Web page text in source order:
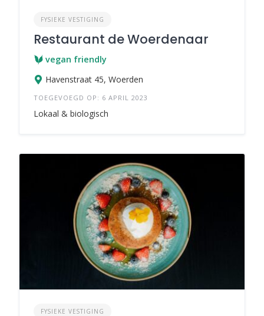
FYSIEKE VESTIGING
Restaurant de Woerdenaar
vegan friendly
Havenstraat 45, Woerden
TOEGEVOEGD OP: 6 APRIL 2023
Lokaal & biologisch
FYSIEKE VESTIGING